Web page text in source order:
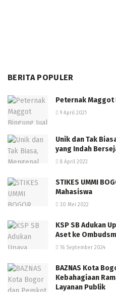
BERITA POPULER
Peternak Maggot
9 April 2021
Unik dan Tak
yang Indah
8 April 2023
STIKES UMMI
Mahasiswa
30 Mei 2022
KSP SB Adukan
Aset ke
16 September 2024
BAZNAS Kota
Kebahagiaan
Layanan Publik